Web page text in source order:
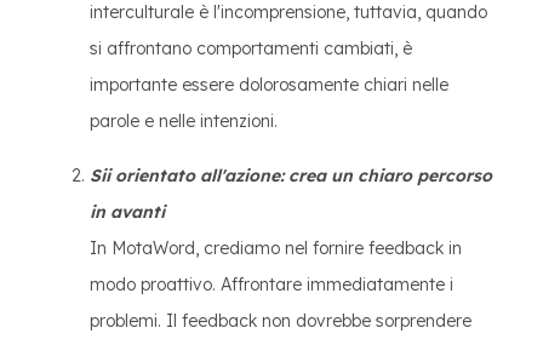
interculturale è l'incomprensione, tuttavia, quando
si affrontano comportamenti cambiati, è
importante essere dolorosamente chiari nelle
parole e nelle intenzioni.
Sii orientato all'azione: crea un chiaro percorso
in avanti
In MotaWord, crediamo nel fornire feedback in
modo proattivo. Affrontare immediatamente i
problemi. Il feedback non dovrebbe sorprendere